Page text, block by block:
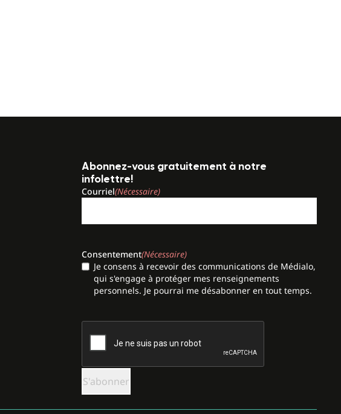
Abonnez-vous gratuitement à notre
infolettre!
Courriel(Nécessaire)
Consentement(Nécessaire)
Je consens à recevoir des communications de Médialo,
qui s'engage à protéger mes renseignements
personnels. Je pourrai me désabonner en tout temps.